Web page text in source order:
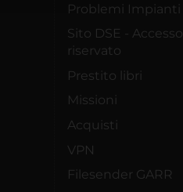
Problemi Impianti
Sito DSE - Accesso
riservato
Prestito libri
Missioni
Acquisti
VPN
Filesender GARR